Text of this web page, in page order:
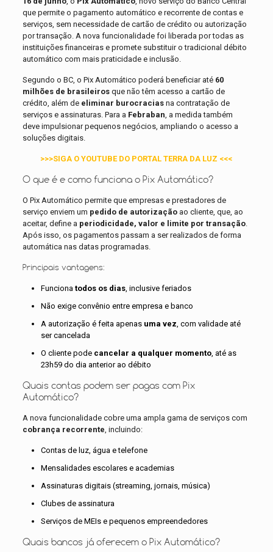
que permite o pagamento automático e recorrente de contas e
serviços, sem necessidade de cartão de crédito ou autorização
por transação. A nova funcionalidade foi liberada por todas as
instituições financeiras e promete substituir o tradicional débito
automático com mais praticidade e inclusão.
Segundo o BC, o Pix Automático poderá beneficiar até 60
milhões de brasileirosque não têm acesso a cartão de
crédito, além de eliminar burocraciasna contratação de
serviços e assinaturas. Para a Febraban , a medida também
deve impulsionar pequenos negócios, ampliando o acesso a
soluções digitais.
>>>SIGA O YOUTUBE DO PORTAL TERRA DA LUZ <<<
O que é e como funciona o Pix Automático?
O Pix Automático permite que empresas e prestadores de
serviço enviem um pedido de autorizaçãoao cliente, que, ao
aceitar, define a periodicidade, valor e limite por transação.
Após isso, os pagamentos passam a ser realizados de forma
automática nas datas programadas.
Principais vantagens:
Funciona todos os dias, inclusive feriados
Não exige convênio entre empresa e banco
A autorização é feita apenas uma vez , com validade até
ser cancelada
O cliente pode cancelar a qualquer momento, até as
23h59 do dia anterior ao débito
Quais contas podem ser pagas com Pix
Automático?
A nova funcionalidade cobre uma ampla gama de serviços com
cobrança recorrente , incluindo:
Contas de luz, água e telefone
Mensalidades escolares e academias
Assinaturas digitais (streaming, jornais, música)
Clubes de assinatura
Serviços de MEIs e pequenos empreendedores
Quais bancos já oferecem o Pix Automático?